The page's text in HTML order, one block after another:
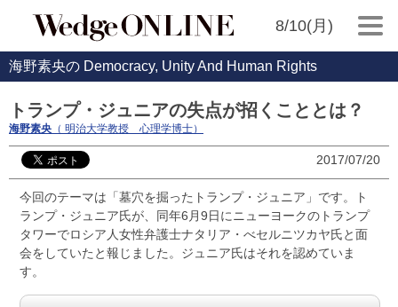
8/10(月)
海野素央の Democracy, Unity And Human Rights
トランプ・ジュニアの失点が招くこととは？
海野素央 （ 明治大学教授 心理学博士）
2017/07/20
今回のテーマは「墓穴を掘ったトランプ・ジュニア」です。ト
ランプ・ジュニア氏が、同年6月9日にニューヨークのトランプ
タワーでロシア人女性弁護士ナタリア・べセルニツカヤ氏と面
会をしていたと報じました。ジュニア氏はそれを認めていま
す。